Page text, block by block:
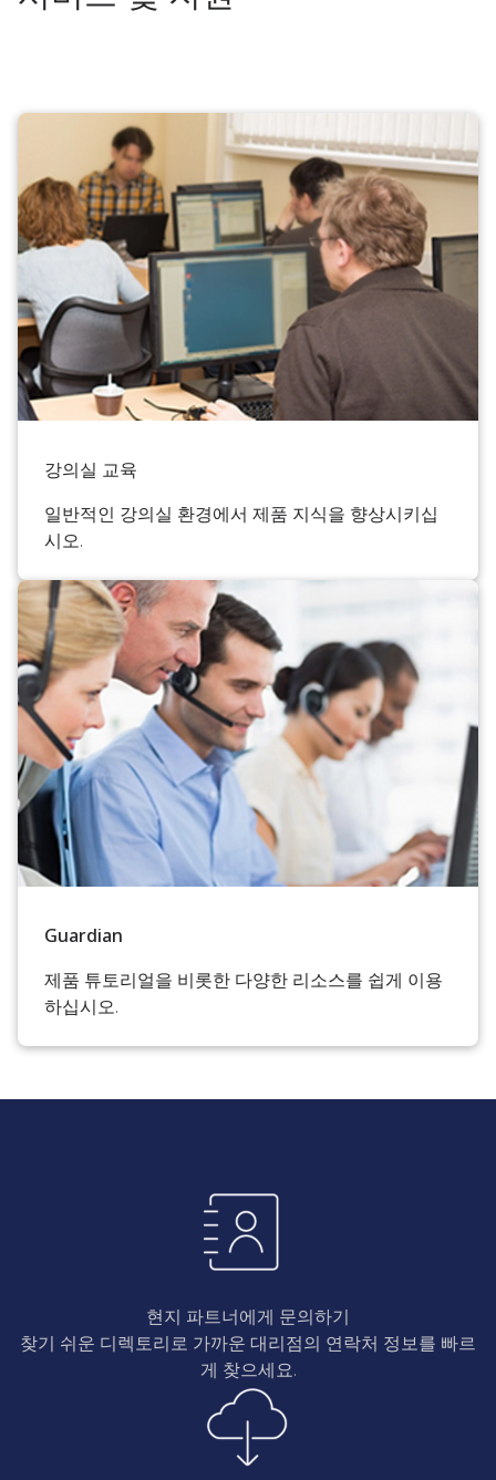
강의실 교육
일반적인 강의실 환경에서 제품 지식을 향상시키십
시오.
Guardian
제품 튜토리얼을 비롯한 다양한 리소스를 쉽게 이용
하십시오.
현지 파트너에게 문의하기
찾기 쉬운 디렉토리로 가까운 대리점의 연락처 정보를 빠르
게 찾으세요.